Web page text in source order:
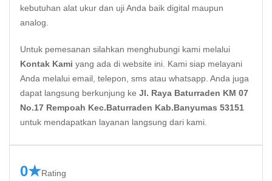
kebutuhan alat ukur dan uji Anda baik digital maupun
analog.
Untuk pemesanan silahkan menghubungi kami melalui
Kontak Kami yang ada di website ini. Kami siap melayani
Anda melalui email, telepon, sms atau whatsapp. Anda juga
dapat langsung berkunjung ke Jl. Raya Baturraden KM 07
No.17 Rempoah Kec.Baturraden Kab.Banyumas 53151
untuk mendapatkan layanan langsung dari kami.
0★Rating